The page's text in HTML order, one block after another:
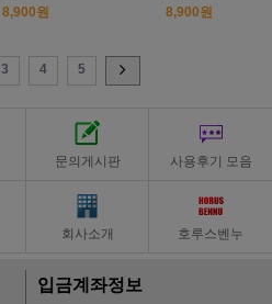
8,900원
8,900원
3 4 5
문의게시판 사용후기 모음
회사소개 호루스벤누
입금계좌정보